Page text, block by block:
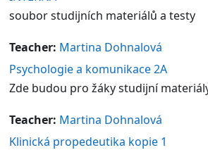
soubor studijních materiálů a testy
Teacher: Martina Dohnalová
Psychologie a komunikace 2A
Zde budou pro žáky studijní
Teacher: Martina Dohnalová
Klinická propedeutika kopie 1